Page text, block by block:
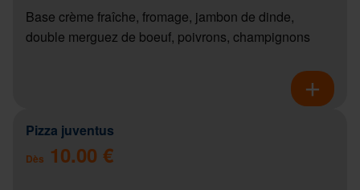
Base crème fraîche, fromage, jambon de dinde,
double merguez de boeuf, poivrons, champignons
Pizza juventus
Dès 10.00 €